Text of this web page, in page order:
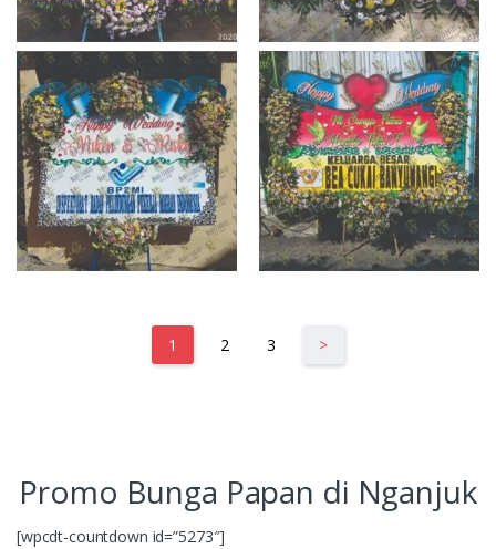
1 2 3 >
Promo Bunga Papan di Nganjuk
[wpcdt-countdown id=”5273″]